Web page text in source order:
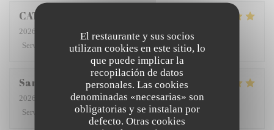
El restaurante y sus socios
utilizan cookies en este sitio, lo
que puede implicar la
recopilación de datos
personales. Las cookies
denominadas «necesarias» son
obligatorias y se instalan por
defecto. Otras cookies
CATHERINE
2026-08-01
- 20:00 - Invitados 2
Servicio
Ambiente : 5/5 Menú: 5 /5 Calidad / Precio
San
2026-08-01
- 19:45 - Invitados 2
Servicio
Ambiente: 5/5 Menú: 5/5 Calidad / Precio